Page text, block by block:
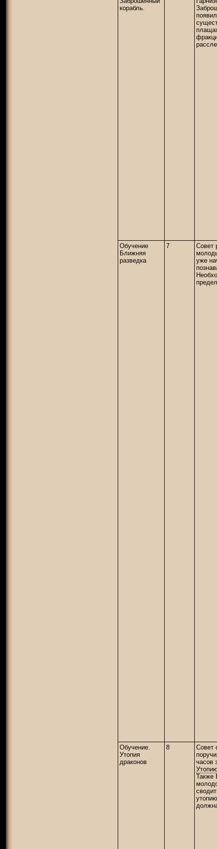
корабль.
Обучение
Ближняя
разведка
7
Совет
уже
Обучение.
Утопия
драконов
8
Совет
часов
Также